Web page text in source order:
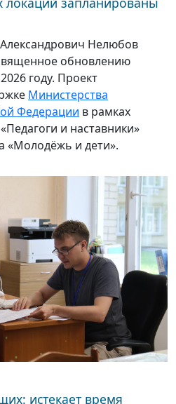
Нелюбов
обновлению
году. Проект
Министерства
Федерации в рамках
и наставники»
«Молодёжь и дети».
истекает время